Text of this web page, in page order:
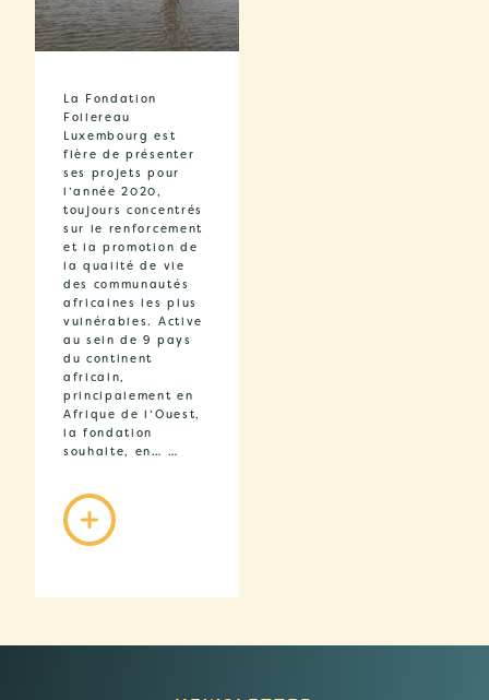
La Fondation
Follereau
Luxembourg est
fière de présenter
ses projets pour
l’année 2020,
toujours concentrés
sur le renforcement
et la promotion de
la qualité de vie
des communautés
africaines les plus
vulnérables. Active
au sein de 9 pays
du continent
africain,
principalement en
Afrique de l’Ouest,
la fondation
souhaite, en… …